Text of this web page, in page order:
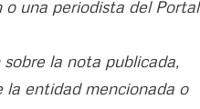
una periodista del Portal
la nota publicada,
la entidad mencionada o